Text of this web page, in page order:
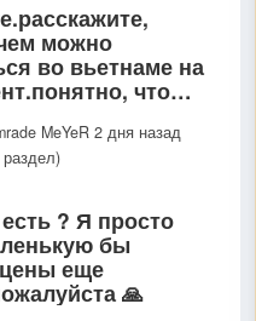
можно
во вьетнаме на
что
MeYeR 2 дня назад
? Я просто
бы
еще
🙏